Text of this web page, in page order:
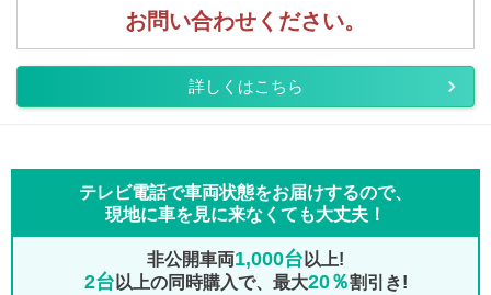
お問い合わせください。
詳しくはこちら
テレビ電話で車両状態をお届けするので、
現地に車を見に来なくても大丈夫！
非公開車両1,000台 以上!
2台 以上の同時購入で、最大20％割引き!